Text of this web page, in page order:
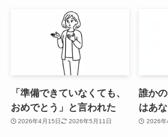
「準備できていなくても、
おめでとう」と言われた
2026年4月15日 2026年5月11日
誰か
はあ
2026年